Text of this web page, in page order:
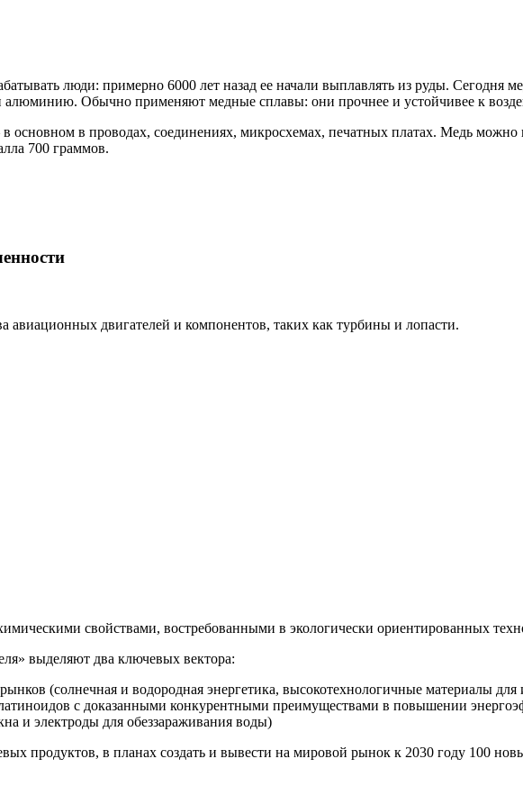
люди: примерно 6000 лет назад ее начали выплавлять из руды. Сегодня
алюминию. Обычно применяют медные сплавы: они прочнее и устойчивее к
в проводах, соединениях, микросхемах, печатных платах. Медь можно
700 граммов.
двигателей и компонентов, таких как турбины и лопасти.
свойствами, востребованными в экологически ориентированных
выделяют два ключевых вектора:
(солнечная и водородная энергетика, высокотехнологичные материалы для
с доказанными конкурентными преимуществами в повышении
и электроды для обеззараживания воды)
продуктов, в планах создать и вывести на мировой рынок к 2030 году 100